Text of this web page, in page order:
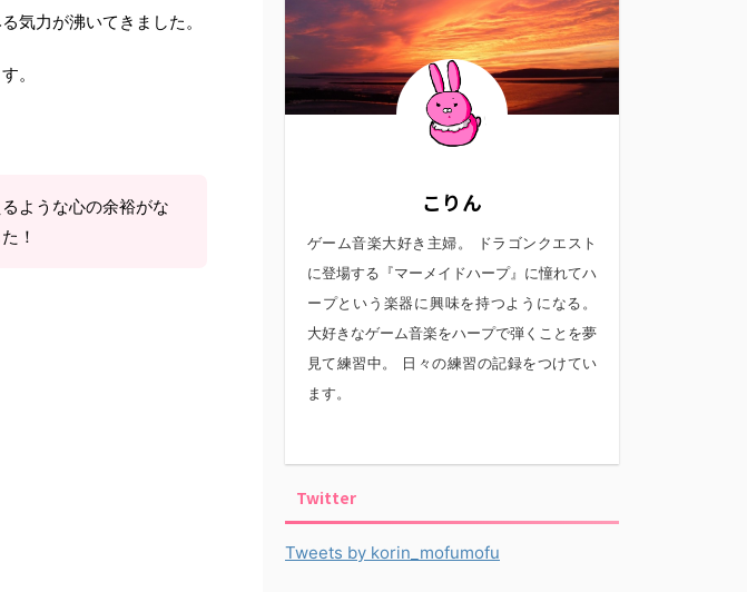
気力が沸いてきました。
。
ような心の余裕がな
！
こりん
ゲーム音楽大好き主婦。 ドラゴンクエスト
に登場する『マーメイドハープ』に憧れてハ
ープという楽器に興味を持つようになる。
大好きなゲーム音楽をハープで弾くことを夢
見て練習中。 日々の練習の記録をつけてい
ます。
Twitter
Tweets by korin_mofumofu